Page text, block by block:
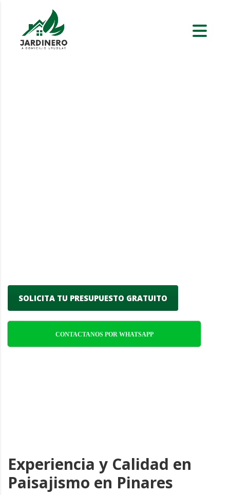
SOLICITA TU PRESUPUESTO GRATUITO
CONTACTANOS POR WHATSAPP
Experiencia y Calidad en
Paisajismo en Pinares